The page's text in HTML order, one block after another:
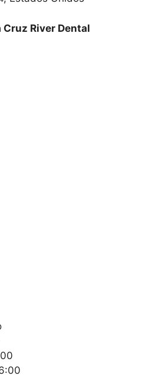
Cruz River Dental